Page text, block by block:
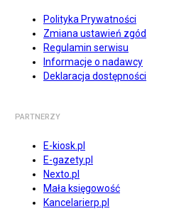
Polityka Prywatności
Zmiana ustawień zgód
Regulamin serwisu
Informacje o nadawcy
Deklaracja dostępności
PARTNERZY
E-kiosk.pl
E-gazety.pl
Nexto.pl
Mała księgowość
Kancelarierp.pl